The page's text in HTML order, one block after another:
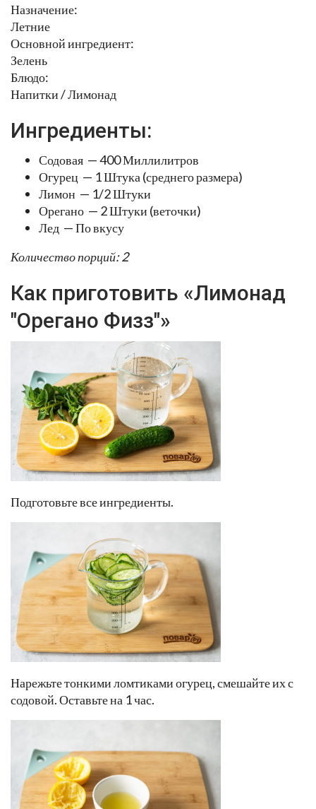
Назначение:
Летние
Основной ингредиент:
Зелень
Блюдо:
Напитки / Лимонад
Ингредиенты:
Содовая — 400 Миллилитров
Огурец — 1 Штука (среднего размера)
Лимон — 1/2 Штуки
Орегано — 2 Штуки (веточки)
Лед — По вкусу
Количество порций: 2
Как приготовить «Лимонад
"Орегано Физз"»
Подготовьте все ингредиенты.
Нарежьте тонкими ломтиками огурец, смешайте их с
содовой. Оставьте на 1 час.